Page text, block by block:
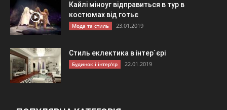
Кайлі міноуг відправиться в тур в
костюмах від готьє
Мода та стиль 23.01.2019
Стиль еклектика в інтер`єрі
Будинок і інтер'єр 22.01.2019